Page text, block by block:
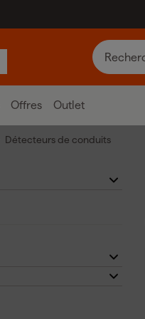
Offres Outlet
Détecteurs de conduits